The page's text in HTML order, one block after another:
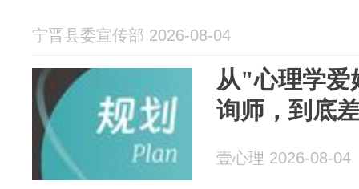
宁晋县委宣传部 2026-08-04
从"心理学爱
询师，到底
壹心理 2026-08-04